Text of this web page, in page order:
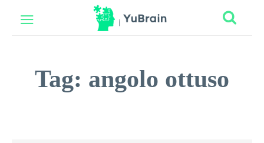
Tag: angolo ottuso